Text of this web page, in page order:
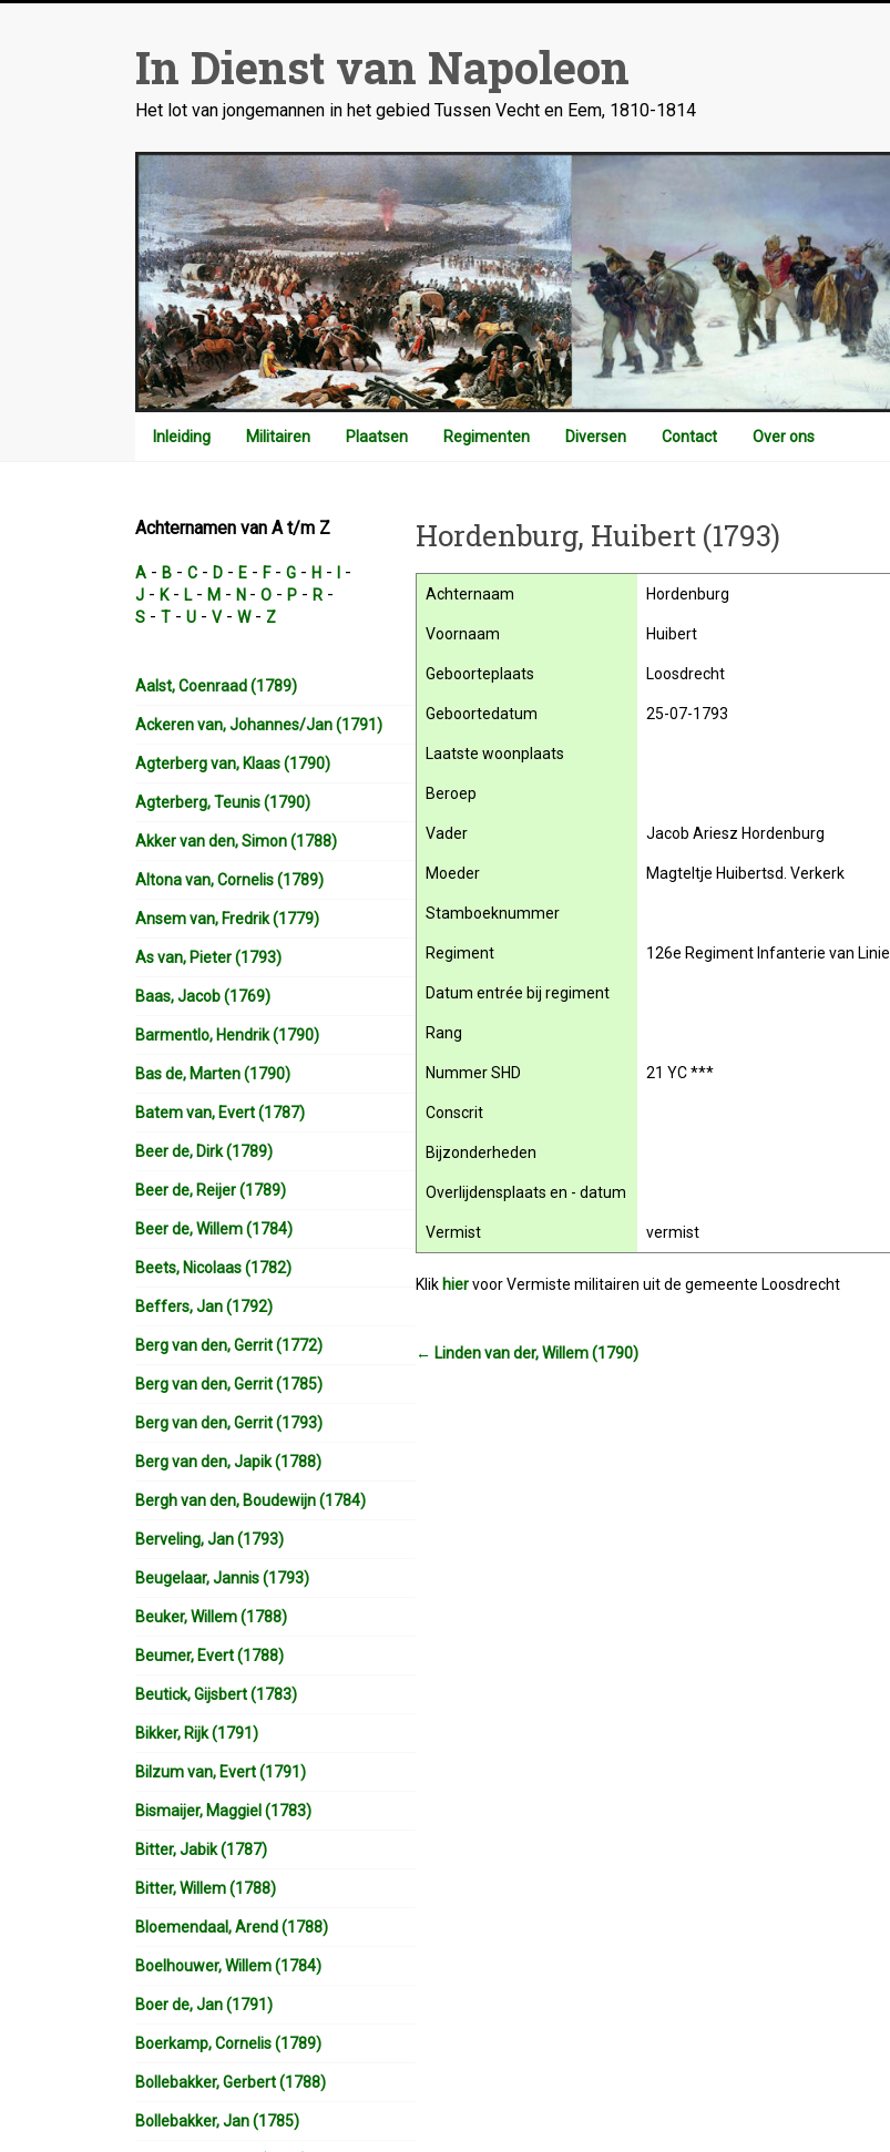
In Dienst van Napoleon
Het lot van jongemannen in het gebied Tussen Vecht en Eem, 1810-1814
Inleiding Militairen Plaatsen Regimenten Diversen Contact Over ons
Hordenburg, Huibert (1793)
Achternaam Hordenburg
Voornaam Huibert
Geboorteplaats Loosdrecht
Geboortedatum 25-07-1793
Laatste woonplaats
Beroep
Vader Jacob Ariesz Hordenburg
Moeder Magteltje Huibertsd. Verkerk
Stamboeknummer
Regiment 126e Regiment Infanterie van Linie
Datum entrée bij regiment
Rang
Nummer SHD 21 YC ***
Conscrit
Bijzonderheden
Overlijdensplaats en - datum
Vermist vermist
Klik hiervoor Vermiste militairen uit de gemeente Loosdrecht
← Linden van der, Willem (1790)
Achternamen van A t/m Z
A - B - C - D - E - F- G - H - -
J - K- L- M - N - O - P - R -
S - T - U - V- W- Z
Aalst, Coenraad (1789)
Ackeren van, Johannes/Jan (1791)
Agterberg van, Klaas (1790)
Agterberg, Teunis (1790)
Akker van den, Simon (1788)
Altona van, Cornelis (1789)
Ansem van, Fredrik (1779)
As van, Pieter (1793)
Baas, Jacob (1769)
Barmentlo, Hendrik (1790)
Bas de, Marten (1790)
Batem van, Evert (1787)
Beer de, Dirk (1789)
Beer de, Reijer (1789)
Beer de, Willem (1784)
Beets, Nicolaas (1782)
Beffers, Jan (1792)
Berg van den, Gerrit (1772)
Berg van den, Gerrit (1785)
Berg van den, Gerrit (1793)
Berg van den, Japik (1788)
Bergh van den, Boudewijn (1784)
Berveling, Jan (1793)
Beugelaar, Jannis (1793)
Beuker, Willem (1788)
Beumer, Evert (1788)
Beutick, Gijsbert (1783)
Bikker, Rijk (1791)
Bilzum van, Evert (1791)
Bismaijer, Maggiel (1783)
Bitter, Jabik (1787)
Bitter, Willem (1788)
Bloemendaal, Arend (1788)
Boelhouwer, Willem (1784)
Boer de, Jan (1791)
Boerkamp, Cornelis (1789)
Bollebakker, Gerbert (1788)
Bollebakker, Jan (1785)